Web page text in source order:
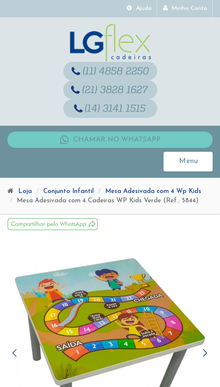
Ajuda Minha Conta
CHAMAR NO WHATSAPP
Menu
Toggle
Loja Conjunto Infantil
Mesa Adesivada com 4 Wp Kids
Mesa Adesivada com 4 Cadeiras WP Kids Verde (Ref.: 5844)